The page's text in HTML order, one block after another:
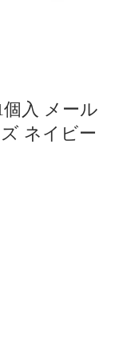
入 メール
ネイビー